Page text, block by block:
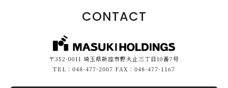
CONTACT
〒352-0011 埼玉県新座市野火止三丁目10番7号
TEL：048-477-2007 FAX：048-477-1167